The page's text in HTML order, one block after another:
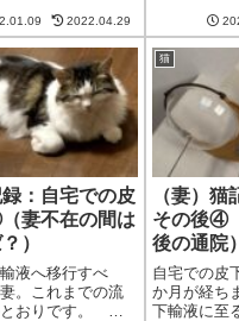
覧ください。自
に必要なものや
失敗例などを載
自宅での皮下輸
始...
2022.04.29
①～⑩をご
の皮下輸液
用、やり方
ています
⇒自宅での
録：自宅での皮
妻不在の間は
）
液へ移行すべ
。これまでの流
おりです。 ⇒
猫
（妻）猫
その後④
後の通院）
自宅での皮
か月が経ち
下輸液に至